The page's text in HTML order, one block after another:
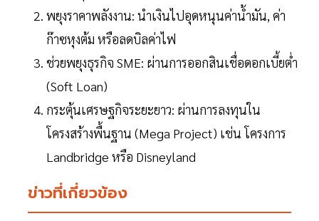
พยุงราคาพลังงาน: นำเงินไปอุดหนุนค่าน้ำมัน, ค่า
ก๊าซหุงต้ม หรือลดบิลค่าไฟ
ช่วยพยุงธุรกิจ SME: ผ่านการออกสินเชื่อดอกเบี้ยต่ำ
(Soft Loan)
กระตุ้นเศรษฐกิจระยะยาว: ผ่านการลงทุนใน
โครงสร้างพื้นฐาน (Mega Project) เช่น โครงการ
Landbridge หรือ Disneyland
ข่าวที่เกี่ยวข้อง